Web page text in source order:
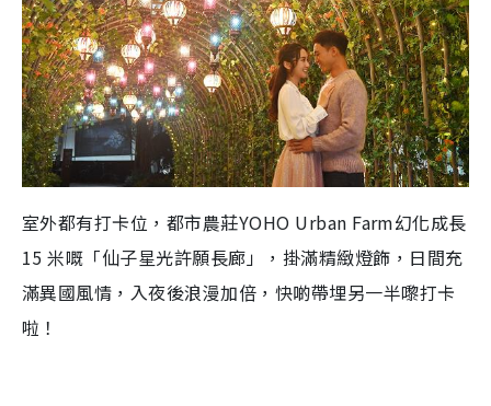
室外都有打卡位，都市農莊YOHO Urban Farm幻化成長
15 米嘅「仙子星光許願長廊」，掛滿精緻燈飾，日間充
滿異國風情，入夜後浪漫加倍，快啲帶埋另一半嚟打卡
啦！